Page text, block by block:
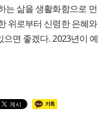
는 삶을 생활화함으로 먼
위로부터 신령한 은혜와
면 좋겠다. 2023년이 예